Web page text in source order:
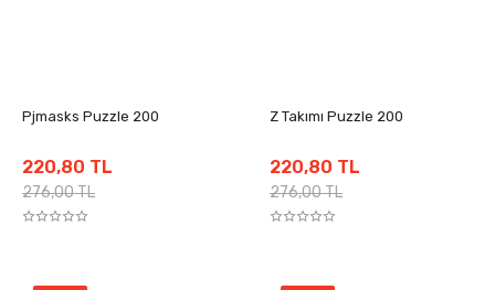
Pjmasks Puzzle 200
220,80 TL
276,00 TL
Z Takımı Puzzle 200
220,80 TL
276,00 TL